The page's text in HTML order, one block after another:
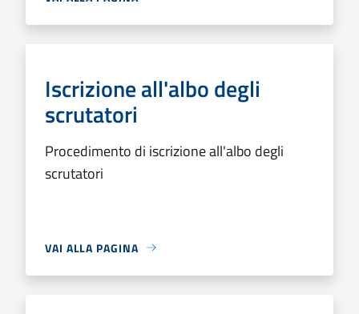
Iscrizione all'albo degli
scrutatori
Procedimento di iscrizione all'albo degli
scrutatori
VAI ALLA PAGINA